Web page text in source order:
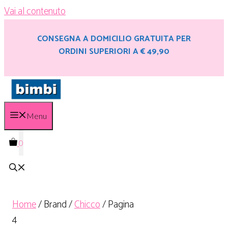
Vai al contenuto
CONSEGNA A DOMICILIO GRATUITA PER
ORDINI SUPERIORI A € 49,90
Menu
0
Home/ Brand /Chicco/ Pagina
4